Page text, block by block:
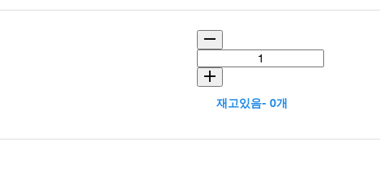
재고있음- 0개